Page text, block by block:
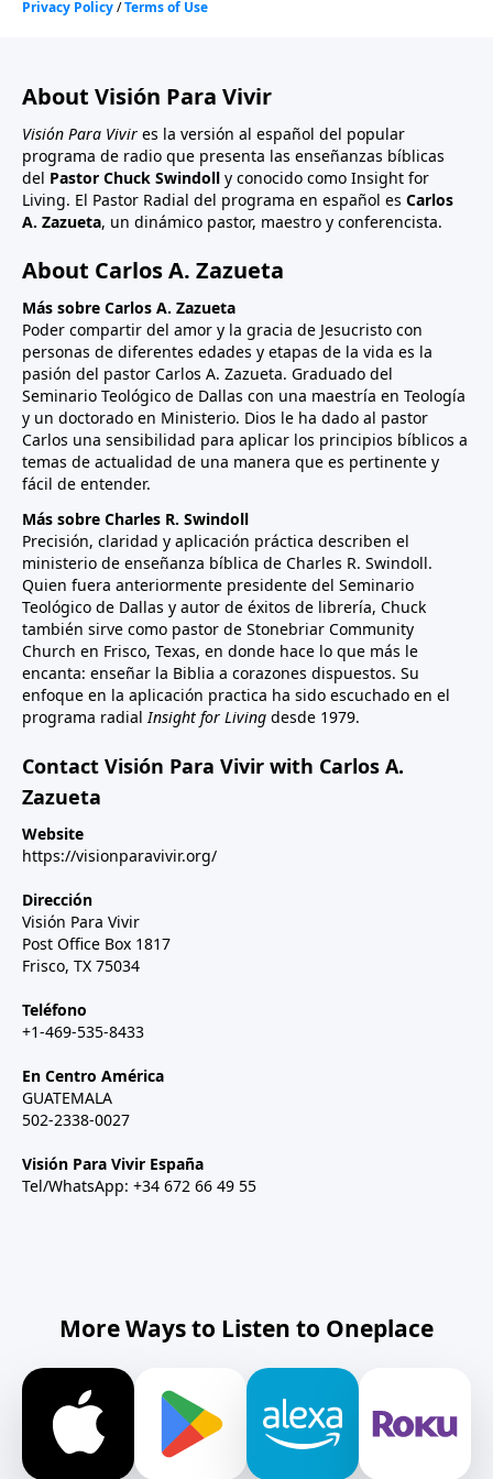
About Visión Para Vivir
Visión Para Vivir es la versión al español del popular
programa de radio que presenta las enseñanzas bíblicas
del Pastor Chuck Swindoll y conocido como Insight for
Living. El Pastor Radial del programa en español es Carlos
A. Zazueta, un dinámico pastor, maestro y conferencista.
About Carlos A. Zazueta
Más sobre Carlos A. Zazueta
Poder compartir del amor y la gracia de Jesucristo con
personas de diferentes edades y etapas de la vida es la
pasión del pastor Carlos A. Zazueta. Graduado del
Seminario Teológico de Dallas con una maestría en Teología
y un doctorado en Ministerio. Dios le ha dado al pastor
Carlos una sensibilidad para aplicar los principios bíblicos a
temas de actualidad de una manera que es pertinente y
fácil de entender.
Más sobre Charles R. Swindoll
Precisión, claridad y aplicación práctica describen el
ministerio de enseñanza bíblica de Charles R. Swindoll.
Quien fuera anteriormente presidente del Seminario
Teológico de Dallas y autor de éxitos de librería, Chuck
también sirve como pastor de Stonebriar Community
Church en Frisco, Texas, en donde hace lo que más le
encanta: enseñar la Biblia a corazones dispuestos. Su
enfoque en la aplicación practica ha sido escuchado en el
programa radialInsight for Living desde 1979.
Contact Visión Para Vivir with Carlos A.
Zazueta
Website
https://visionparavivir.org/
Dirección
Visión Para Vivir
Post Office Box 1817
Frisco, TX 75034
Teléfono
+1-469-535-8433
En Centro América
GUATEMALA
502-2338-0027
Visión Para Vivir España
Tel/WhatsApp: +34 672 66 49 55
More Ways to Listen to Oneplace